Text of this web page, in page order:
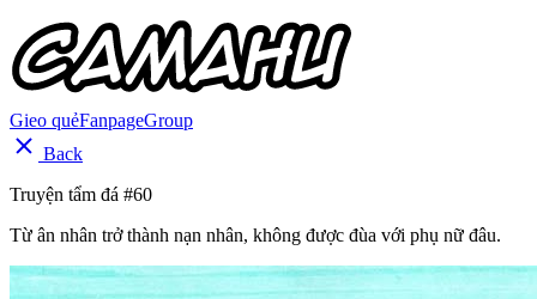
Gieo quẻFanpageGroup
Back
Truyện tẩm đá #60
Từ ân nhân trở thành nạn nhân, không được đùa với phụ nữ đâu.